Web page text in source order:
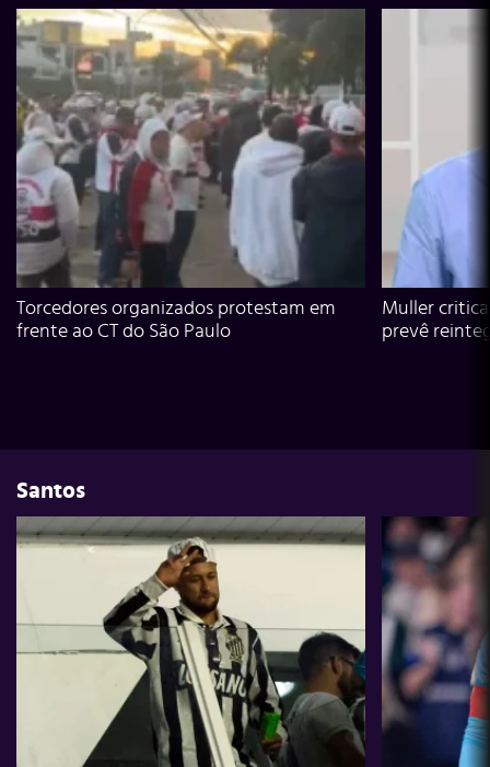
Torcedores organizados protestam em
frente ao CT do São Paulo
Muller
prevê
Santos